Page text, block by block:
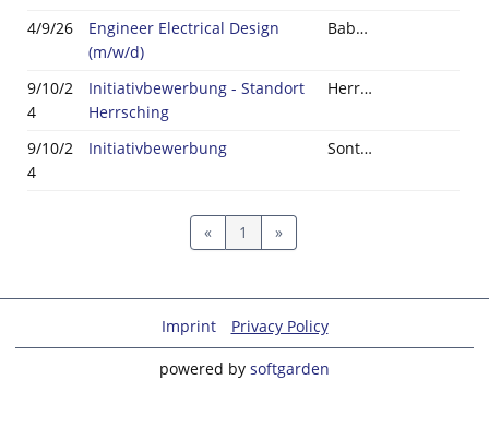
4/9/26
Engineer Electrical Design
(m/w/d)
Babenhausen
9/10/2
4
Initiativbewerbung - Standort
Herrsching
Herrsching am Ammersee
9/10/2
4
Initiativbewerbung Sonthofen
« 1 »
Imprint Privacy Policy
powered by softgarden